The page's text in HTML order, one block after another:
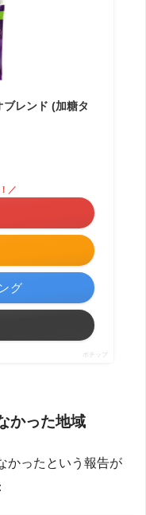
レンド (加糖タ
／
グ
ポチップ
かった地域
かったという報告が